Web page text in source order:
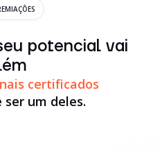
potencial vai
certificados
ser um deles.